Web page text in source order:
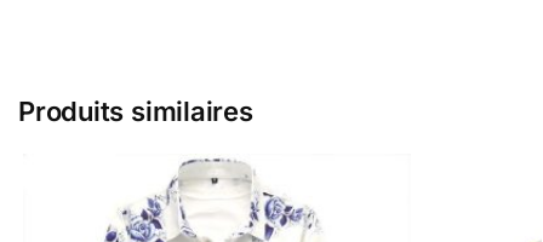
Produits similaires